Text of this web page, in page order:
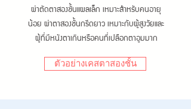
ผ่าตัดตาสองชั้นแผลเล็ก เหมาะสำหรับคนอายุ
น้อย ผ่าตาสองชั้นกรีดยาว เหมาะกับผู้สูงวัยและ
ผู้ที่มีหนังตาเกินหรือคนที่เปลือกตาอูมมาก
ตัวอย่างเคสตาสองชั้น